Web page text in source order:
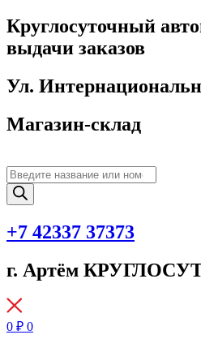
Круглосуточный
выдачи заказов
Ул.
Магазин-склад
Поиск
товаров
+7 42337 37373
г. Артём
0 ₽ 0